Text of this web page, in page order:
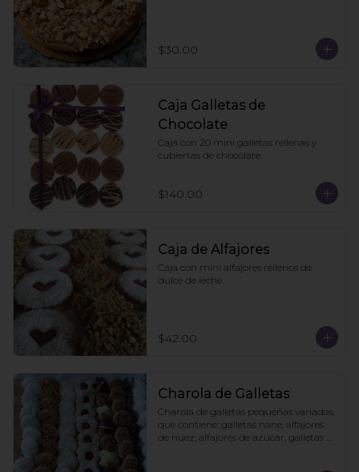
$30.00
Caja Galletas de
Chocolate
Caja con 20 mini galletas rellenas y
cubiertas de chocolate.
$140.00
Caja de Alfajores
Caja con mini alfajores rellenos de
dulce de leche.
$42.00
Charola de Galletas
Charola de galletas pequeñas variadas
que contiene: galletas nane, alfajores
de nuez, alfajores de azúcar, galletas